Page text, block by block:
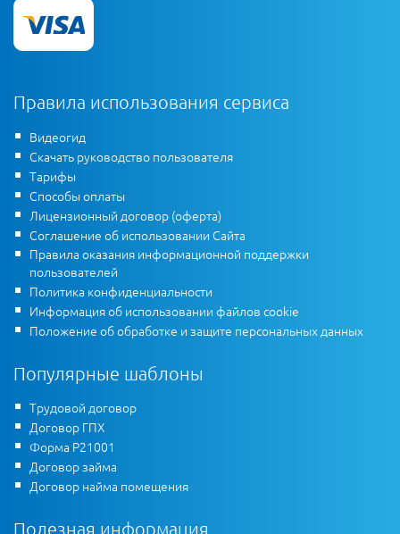
Правила использования сервиса
Видеогид
Скачать руководство пользователя
Тарифы
Способы оплаты
Лицензионный договор (оферта)
Соглашение об использовании Сайта
Правила оказания информационной поддержки
пользователей
Политика конфиденциальности
Информация об использовании файлов cookie
Положение об обработке и защите персональных данных
Популярные шаблоны
Трудовой договор
Договор ГПХ
Форма Р21001
Договор займа
Договор найма помещения
Полезная информация